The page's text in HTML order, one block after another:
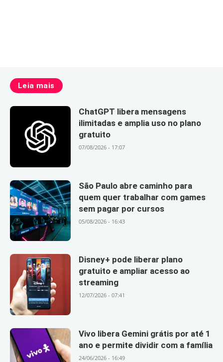
Leia mais
ChatGPT libera mensagens
ilimitadas e amplia uso no plano
gratuito
07/08/2026 - 17:07
São Paulo abre caminho para
quem quer trabalhar com games
sem pagar por cursos
05/08/2026 - 16:43
Disney+ pode liberar plano
gratuito e ampliar acesso ao
streaming
12/07/2026 - 07:41
Vivo libera Gemini grátis por até 1
ano e permite dividir com a família
24/06/2026 - 16:49